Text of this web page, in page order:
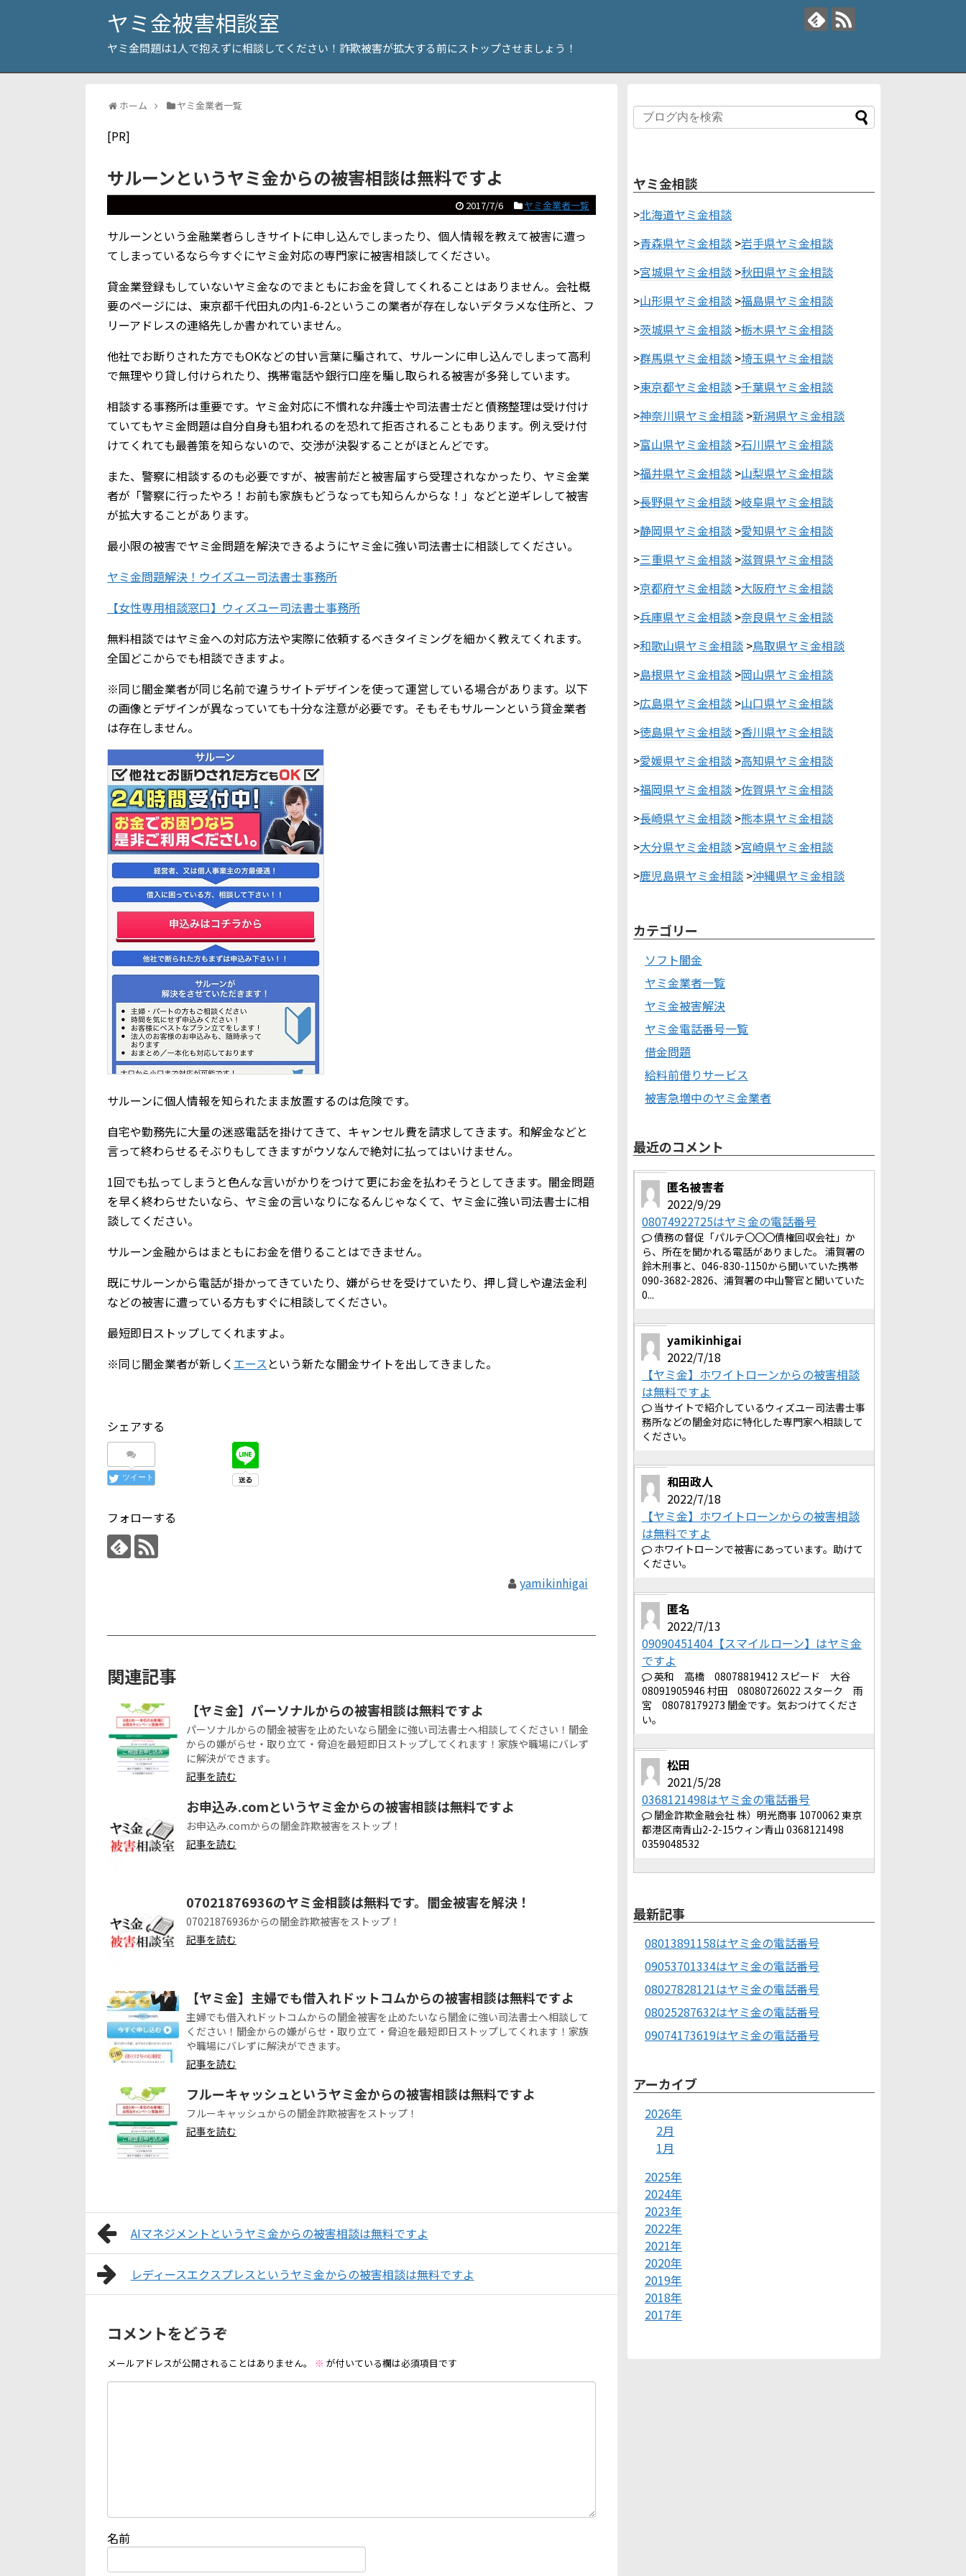
ヤミ金被害相談室
ヤミ金問題は1人で抱えずに相談してください！詐欺被害が拡大する前にストップさせましょう！
ホーム ヤミ金業者一覧
[PR]
サルーンというヤミ金からの被害相談は無料ですよ
2017/7/6 ヤミ金業者一覧
サルーンという金融業者らしきサイトに申し込んでしまったり、個人情報を教えて被害に遭っ
てしまっているなら今すぐにヤミ金対応の専門家に被害相談してください。
貸金業登録もしていないヤミ金なのでまともにお金を貸してくれることはありません。会社概
要のページには、東京都千代田丸の内1-6-2というこの業者が存在しないデタラメな住所と、フ
リーアドレスの連絡先しか書かれていません。
他社でお断りされた方でもOKなどの甘い言葉に騙されて、サルーンに申し込んでしまって高利
で無理やり貸し付けられたり、携帯電話や銀行口座を騙し取られる被害が多発しています。
相談する事務所は重要です。ヤミ金対応に不慣れな弁護士や司法書士だと債務整理は受け付け
ていてもヤミ金問題は自分自身も狙われるのを恐れて拒否されることもあります。例え受け付
けてくれても最善策を知らないので、交渉が決裂することがほとんどです。
また、警察に相談するのも必要ですが、被害前だと被害届すら受理されなかったり、ヤミ金業
者が「警察に行ったやろ！お前も家族もどうなっても知らんからな！」などと逆ギレして被害
が拡大することがあります。
最小限の被害でヤミ金問題を解決できるようにヤミ金に強い司法書士に相談してください。
ヤミ金問題解決！ウイズユー司法書士事務所
【女性専用相談窓口】ウィズユー司法書士事務所
無料相談ではヤミ金への対応方法や実際に依頼するべきタイミングを細かく教えてくれます。
全国どこからでも相談できますよ。
※同じ闇金業者が同じ名前で違うサイトデザインを使って運営している場合があります。以下
の画像とデザインが異なっていても十分な注意が必要です。そもそもサルーンという貸金業者
は存在しません。
サルーンに個人情報を知られたまま放置するのは危険です。
自宅や勤務先に大量の迷惑電話を掛けてきて、キャンセル費を請求してきます。和解金などと
言って終わらせるそぶりもしてきますがウソなんで絶対に払ってはいけません。
1回でも払ってしまうと色んな言いがかりをつけて更にお金を払わそうとしてきます。闇金問題
を早く終わらせたいなら、ヤミ金の言いなりになるんじゃなくて、ヤミ金に強い司法書士に相
談してください。
サルーン金融からはまともにお金を借りることはできません。
既にサルーンから電話が掛かってきていたり、嫌がらせを受けていたり、押し貸しや違法金利
などの被害に遭っている方もすぐに相談してください。
最短即日ストップしてくれますよ。
※同じ闇金業者が新しく エースという新たな闇金サイトを出してきました。
シェアする
ツイート
フォローする
yamikinhigai
関連記事
【ヤミ金】パーソナルからの被害相談は無料ですよ
パーソナルからの闇金被害を止めたいなら闇金に強い司法書士へ相談してください！闇金
からの嫌がらせ・取り立て・脅迫を最短即日ストップしてくれます！家族や職場にバレず
に解決ができます。
記事を読む
お申込み.comというヤミ金からの被害相談は無料ですよ
お申込み.comからの闇金詐欺被害をストップ！
記事を読む
07021876936のヤミ金相談は無料です。闇金被害を解決！
07021876936からの闇金詐欺被害をストップ！
記事を読む
【ヤミ金】主婦でも借入れドットコムからの被害相談は無料ですよ
主婦でも借入れドットコムからの闇金被害を止めたいなら闇金に強い司法書士へ相談して
ください！闇金からの嫌がらせ・取り立て・脅迫を最短即日ストップしてくれます！家族
や職場にバレずに解決ができます。
記事を読む
フルーキャッシュというヤミ金からの被害相談は無料ですよ
フルーキャッシュからの闇金詐欺被害をストップ！
記事を読む
AIマネジメントというヤミ金からの被害相談は無料ですよ
レディースエクスプレスというヤミ金からの被害相談は無料ですよ
コメントをどうぞ
メールアドレスが公開されることはありません。 ※ が付いている欄は必須項目です
名前
ヤミ金相談
>北海道ヤミ金相談
>青森県ヤミ金相談 >岩手県ヤミ金相談
>宮城県ヤミ金相談 >秋田県ヤミ金相談
>山形県ヤミ金相談 >福島県ヤミ金相談
>茨城県ヤミ金相談 >栃木県ヤミ金相談
>群馬県ヤミ金相談 >埼玉県ヤミ金相談
>東京都ヤミ金相談 >千葉県ヤミ金相談
>神奈川県ヤミ金相談 >新潟県ヤミ金相談
>富山県ヤミ金相談 >石川県ヤミ金相談
>福井県ヤミ金相談 >山梨県ヤミ金相談
>長野県ヤミ金相談 >岐阜県ヤミ金相談
>静岡県ヤミ金相談 >愛知県ヤミ金相談
>三重県ヤミ金相談 >滋賀県ヤミ金相談
>京都府ヤミ金相談 >大阪府ヤミ金相談
>兵庫県ヤミ金相談 >奈良県ヤミ金相談
>和歌山県ヤミ金相談 >鳥取県ヤミ金相談
>島根県ヤミ金相談 >岡山県ヤミ金相談
>広島県ヤミ金相談 >山口県ヤミ金相談
>徳島県ヤミ金相談 >香川県ヤミ金相談
>愛媛県ヤミ金相談 >高知県ヤミ金相談
>福岡県ヤミ金相談 >佐賀県ヤミ金相談
>長崎県ヤミ金相談 >熊本県ヤミ金相談
>大分県ヤミ金相談 >宮崎県ヤミ金相談
>鹿児島県ヤミ金相談 >沖縄県ヤミ金相談
カテゴリー
ソフト闇金
ヤミ金業者一覧
ヤミ金被害解決
ヤミ金電話番号一覧
借金問題
給料前借りサービス
被害急増中のヤミ金業者
最近のコメント
匿名被害者
2022/9/29
08074922725はヤミ金の電話番号
債務の督促「パルテ〇〇〇債権回収会社」か
ら、所在を聞かれる電話がありました。 浦賀署の
鈴木刑事と、046-830-1150から聞いていた携帯
090-3682-2826、浦賀署の中山警官と聞いていた
0...
yamikinhigai
2022/7/18
【ヤミ金】ホワイトローンからの被害相談
は無料ですよ
当サイトで紹介しているウィズユー司法書士事
務所などの闇金対応に特化した専門家へ相談して
ください。
和田政人
2022/7/18
【ヤミ金】ホワイトローンからの被害相談
は無料ですよ
ホワイトローンで被害にあっています。助けて
ください。
匿名
2022/7/13
09090451404【スマイルローン】はヤミ金
ですよ
英和 高橋 08078819412 スピード 大谷
08091905946 村田 08080726022 スターク 雨
宮 08078179273 闇金です。気おつけてくださ
い。
松田
2021/5/28
0368121498はヤミ金の電話番号
闇金詐欺金融会社 株）明光商事 1070062 東京
都港区南青山2-2-15ウィン青山 0368121498
0359048532
最新記事
08013891158はヤミ金の電話番号
09053701334はヤミ金の電話番号
08027828121はヤミ金の電話番号
08025287632はヤミ金の電話番号
09074173619はヤミ金の電話番号
アーカイブ
2026年
2月
1月
2025年
2024年
2023年
2022年
2021年
2020年
2019年
2018年
2017年